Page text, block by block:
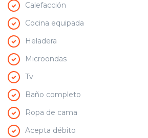
Calefacción
Cocina equipada
Heladera
Microondas
Tv
Baño completo
Ropa de cama
Acepta débito